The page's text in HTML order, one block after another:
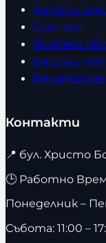
Детски
Суичъри
Фитнес
Бягащи
Контакти
📍 бул. Христо
🕒 Работно
Понеделник –
Събота: 11:00 –